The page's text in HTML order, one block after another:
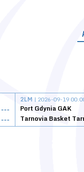
---
---
2LM | 2026-09-19
Port Gdynia GAK